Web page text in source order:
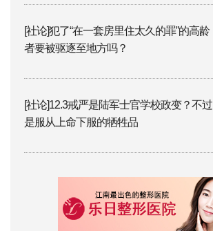
[社论]犯了“在一套房里住太久的罪”的高龄
者要被驱逐至地方吗？
[社论]12.3戒严是陆军士官学校政变？不过
是服从上命下服的牺牲品